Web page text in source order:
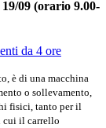
09 (orario 9.00-
da 4 ore
è di una macchina
o sollevamento,
fisici, tanto per il
cui il carrello